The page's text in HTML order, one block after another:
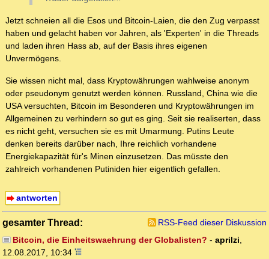
Jetzt schneien all die Esos und Bitcoin-Laien, die den Zug verpasst
haben und gelacht haben vor Jahren, als 'Experten' in die Threads
und laden ihren Hass ab, auf der Basis ihres eigenen
Unvermögens.
Sie wissen nicht mal, dass Kryptowährungen wahlweise anonym
oder pseudonym genutzt werden können. Russland, China wie die
USA versuchten, Bitcoin im Besonderen und Kryptowährungen im
Allgemeinen zu verhindern so gut es ging. Seit sie realiserten, dass
es nicht geht, versuchen sie es mit Umarmung. Putins Leute
denken bereits darüber nach, Ihre reichlich vorhandene
Energiekapazität für's Minen einzusetzen. Das müsste den
zahlreich vorhandenen Putiniden hier eigentlich gefallen.
antworten
gesamter Thread:
RSS-Feed dieser Diskussion
Bitcoin, die Einheitswaehrung der Globalisten? - aprilzi,
12.08.2017, 10:34